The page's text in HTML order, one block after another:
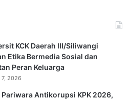
KCK Daerah III/Siliwangi
Etika Bermedia Sosial dan
Peran Keluarga
2026
Antikorupsi KPK 2026,